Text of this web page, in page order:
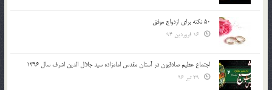
50 نکته برای ازدواج موفق
اجتماع عظیم صادقیون در آستان مقدس امامزاده سید جلال الدین اشرف سال 1396